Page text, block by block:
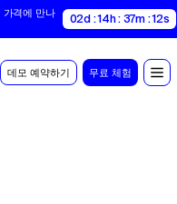
가격에 만나
02d : 14h : 37m : 11s
데모 예약하기 무료 체험